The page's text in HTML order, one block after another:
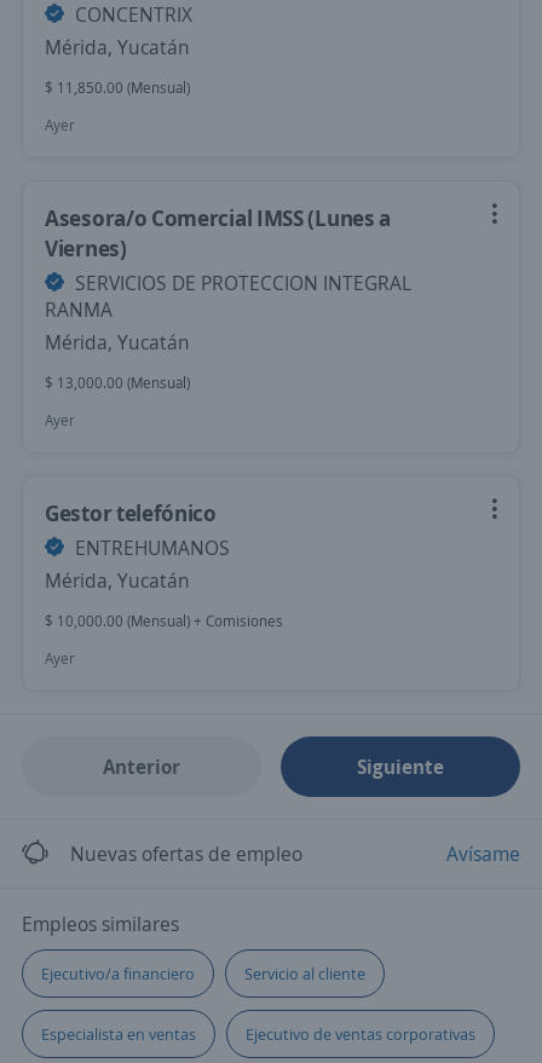
CONCENTRIX
Mérida, Yucatán
$ 11,850.00 (Mensual)
Ayer
Asesora/o Comercial IMSS (Lunes a
Viernes)
SERVICIOS DE PROTECCION INTEGRAL
RANMA
Mérida, Yucatán
$ 13,000.00 (Mensual)
Ayer
Gestor telefónico
ENTREHUMANOS
Mérida, Yucatán
$ 10,000.00 (Mensual) + Comisiones
Ayer
Anterior Siguiente
Nuevas ofertas de empleo Avísame
Empleos similares
Ejecutivo/a financiero Servicio al cliente
Especialista en ventas Ejecutivo de ventas corporativas